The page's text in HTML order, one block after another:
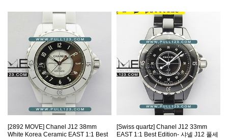
[2892 MOVE] Chanel J12 38mm
White Korea Ceramic EAST 1:1 Best
[Swiss quartz] Chanel J12 33mm
EAST 1:1 Best Edition- 샤넬 J12 풀세